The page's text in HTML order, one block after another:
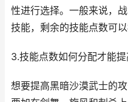
性进行选择。一般来说，
技能，剩余的技能点数可
3.技能点数如何分配才能
想要提高黑暗沙漠武士的